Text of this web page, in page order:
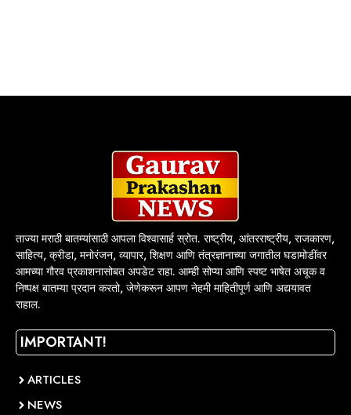
ताज्या मराठी बातम्यांसाठी आपला विश्वासार्ह स्रोत. राष्ट्रीय, आंतरराष्ट्रीय, राजकारण,
साहित्य, क्रीडा, मनोरंजन, व्यापार, शिक्षण आणि तंत्रज्ञानाच्या जगातील घडामोडींवर
आमच्या गौरव प्रकाशनासोबत अपडेट राहा. आम्ही सोप्या आणि स्पष्ट भाषेत अचूक व
निष्पक्ष बातम्या प्रदान करतो, जेणेकरून आपण नेहमी माहितीपूर्ण आणि अद्ययावत
राहाल.
IMPORTANT!
ARTICLES
NEWS